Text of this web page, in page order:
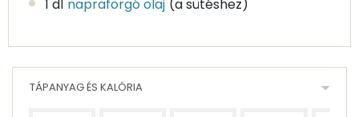
1 dl napraforgó olaj (a sütéshez)
TÁPANYAG ÉS KALÓRIA